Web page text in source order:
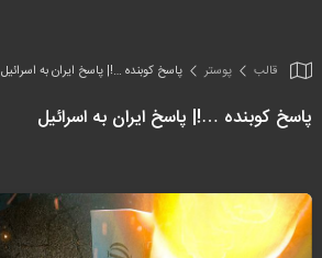
قالب پوستر پاسخ کوبنده …!| پاسخ ایران به اسرائیل
پاسخ کوبنده …!| پاسخ ایران به اسرائیل